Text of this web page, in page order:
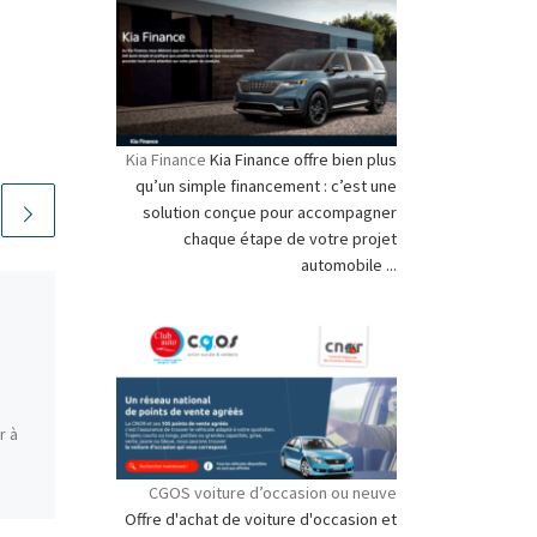
à
3 commentaires
Crédit LEXUS Financial
Services Prêt voiture
classique LOA Crédit LEXUS
Finance Envie d’un crédit
auto, le service financier du
Kia Finance Kia Finance offre bien plus
qu’un simple financement : c’est une
solution conçue pour accompagner
chaque étape de votre projet
automobile ...
CGOS voiture d’occasion ou neuve
Offre d'achat de voiture d'occasion et